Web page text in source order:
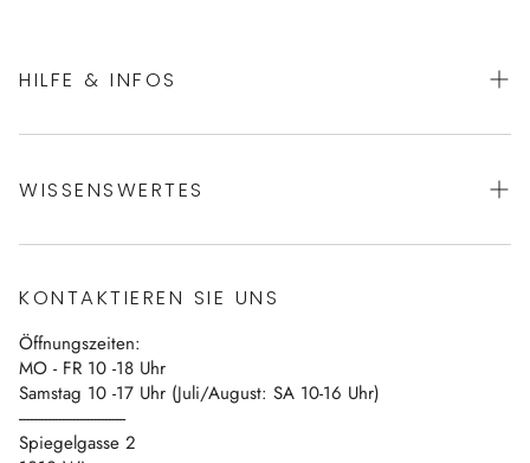
HILFE & INFOS
Datenschutz
Impressum
Vertrag widerrufen
WISSENSWERTES
Blog
Kontakt
KONTAKTIEREN SIE UNS
Öffnungszeiten:
MO - FR 10 -18 Uhr
Samstag 10 -17 Uhr (Juli/August: SA 10-16 Uhr)
------------------------------
Spiegelgasse 2